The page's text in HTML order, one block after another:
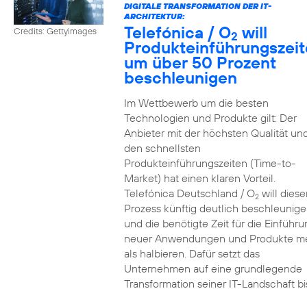
Credits: Gettyimages
DIGITALE TRANSFORMATION DER IT-
ARCHITEKTUR:
Telefónica / O2 will
um über 50 Prozent
beschleunigen
Im Wettbewerb um die besten
Technologien und Produkte gilt: Der
Anbieter mit der höchsten Qualität
den schnellsten
Produkteinführungszeiten (Time-to-
Market) hat einen klaren Vorteil.
Telefónica Deutschland / O2will
Prozess künftig deutlich
und die benötigte Zeit für die
neuer Anwendungen und Produkte
als halbieren. Dafür setzt das
Unternehmen auf eine grundlegende
Transformation seiner IT-Landschaft